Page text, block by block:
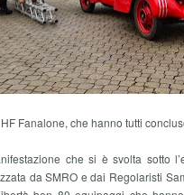
Fanalone, che hanno tutti
che si è svolta sotto
da SMRO e dai Regolaristi